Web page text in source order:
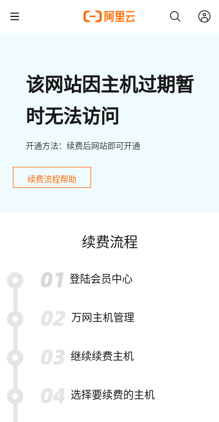
该网站因主机过期暂
时无法访问
开通方法：续费后网站即可开通
续费流程帮助
续费流程
登陆会员中心
万网主机管理
继续续费主机
选择要续费的主机